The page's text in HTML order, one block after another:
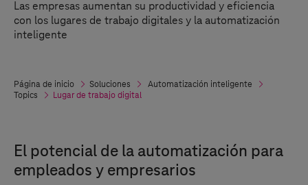
Las empresas aumentan su productividad y eficiencia
con los lugares de trabajo digitales y la automatización
inteligente
Página de inicio Soluciones
Automatización inteligente
Topics
Lugar de trabajo digital
El potencial de la automatización para
empleados y empresarios